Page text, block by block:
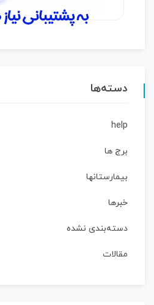
دسته‌ها
help
برج ها
بیمارستانها
خبرها
دسته‌بندی نشده
مقالات